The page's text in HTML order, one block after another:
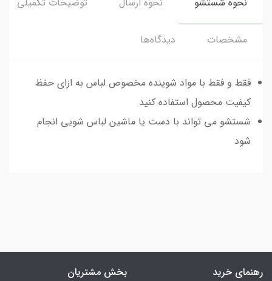
مشخصات دیدگاه‌ها
فقط و فقط با مواد شوینده مخصوص لباس به ازای حفظ
کیفیت محصول استفاده کنید
شستشو می تواند با دست یا ماشین لباس شویی انجام
شود
رهنمای خرید بخش مشتریان